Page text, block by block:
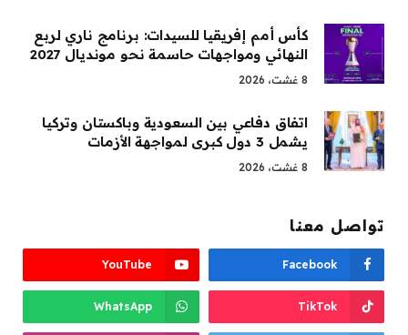
كأس أمم إفريقيا للسيدات: برنامج ناري لربع
النهائي ومواجهات حاسمة نحو مونديال 2027
8 غشت، 2026
اتفاق دفاعي بين السعودية وباكستان وتركيا
يشمل 3 دول كبرى لمواجهة الأزمات
8 غشت، 2026
تواصل معنا
Facebook
YouTube
TikTok
WhatsApp